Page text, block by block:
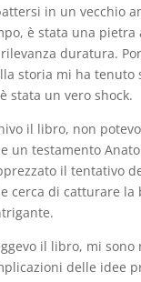
in un vecchio
è stata una
duratura.
storia mi ha
stata un vero shock.
il libro, non
un testamento
il tentativo
cerca di catturare la
il libro, mi sono
delle idee